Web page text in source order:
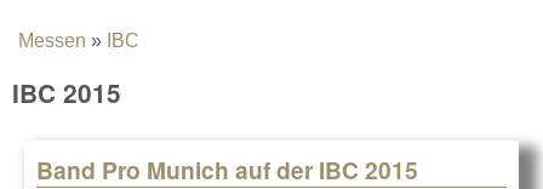
You are here
Messen » IBC
IBC 2015
Band Pro Munich auf der IBC 2015